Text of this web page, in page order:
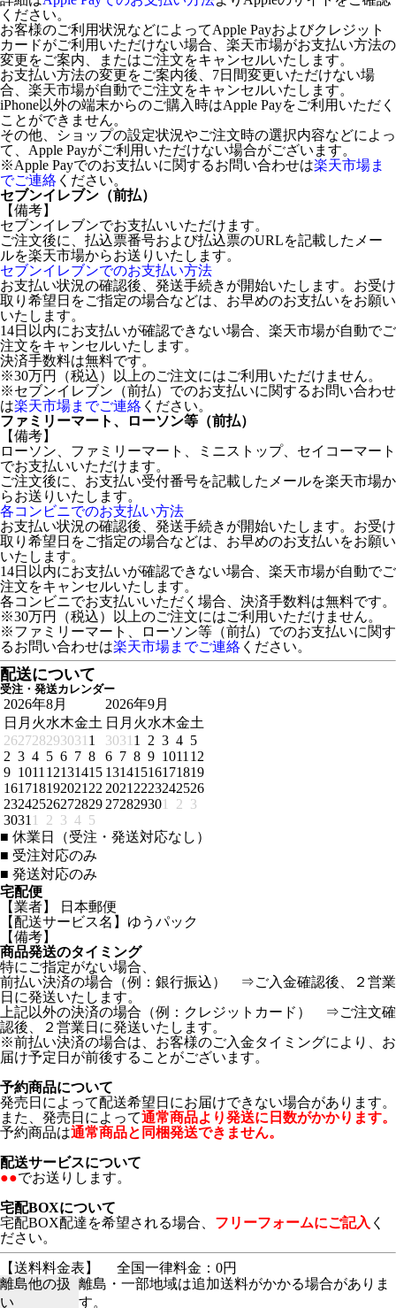
ください。
お客様のご利用状況などによってApple Payおよびクレジット
カードがご利用いただけない場合、楽天市場がお支払い方法の
変更をご案内、またはご注文をキャンセルいたします。
お支払い方法の変更をご案内後、7日間変更いただけない場
合、楽天市場が自動でご注文をキャンセルいたします。
iPhone以外の端末からのご購入時はApple Payをご利用いただく
ことができません。
その他、ショップの設定状況やご注文時の選択内容などによっ
て、Apple Payがご利用いただけない場合がございます。
※Apple Payでのお支払いに関するお問い合わせは楽天市場ま
でご連絡 ください。
セブンイレブン（前払）
【備考】
セブンイレブンでお支払いいただけます。
ご注文後に、払込票番号および払込票のURLを記載したメー
ルを楽天市場からお送りいたします。
セブンイレブンでのお支払い方法
お支払い状況の確認後、発送手続きが開始いたします。お受け
取り希望日をご指定の場合などは、お早めのお支払いをお願い
いたします。
14日以内にお支払いが確認できない場合、楽天市場が自動でご
注文をキャンセルいたします。
決済手数料は無料です。
※30万円（税込）以上のご注文にはご利用いただけません。
※セブンイレブン（前払）でのお支払いに関するお問い合わせ
は楽天市場までご連絡 ください。
ファミリーマート、ローソン等（前払）
【備考】
ローソン、ファミリーマート、ミニストップ、セイコーマート
でお支払いいただけます。
ご注文後に、お支払い受付番号を記載したメールを楽天市場か
らお送りいたします。
各コンビニでのお支払い方法
お支払い状況の確認後、発送手続きが開始いたします。お受け
取り希望日をご指定の場合などは、お早めのお支払いをお願い
いたします。
14日以内にお支払いが確認できない場合、楽天市場が自動でご
注文をキャンセルいたします。
各コンビニでお支払いいただく場合、決済手数料は無料です。
※30万円（税込）以上のご注文にはご利用いただけません。
※ファミリーマート、ローソン等（前払）でのお支払いに関す
るお問い合わせは楽天市場までご連絡 ください。
配送について
受注・発送カレンダー
2026年8月
日 月 火水木金土
262728293031 1
2 3 4 5 6 7 8
9 1011 12131415
161718192021 22
23242526272829
3031 1 2 3 4 5
2026年9月
日 月 火水木金土
3031 1 2 3 4 5
6 7 8 9 1011 12
13141516171819
2021 2223242526
272829301 2 3
■ 休業日（受注・発送対応なし）
■ 受注対応のみ
■ 発送対応のみ
宅配便
【業者】 日本郵便
【配送サービス名】ゆうパック
【備考】
商品発送のタイミング
特にご指定がない場合、
前払い決済の場合（例：銀行振込） ⇒ご入金確認後、２営業
日に発送いたします。
上記以外の決済の場合（例：クレジットカード） ⇒ご注文確
認後、２営業日に発送いたします。
※前払い決済の場合は、お客様のご入金タイミングにより、お
届け予定日が前後することがございます。
予約商品について
発売日によって配送希望日にお届けできない場合があります。
また、発売日によって通常商品より発送に日数がかかります。
予約商品は通常商品と同梱発送できません。
配送サービスについて
●●でお送りします。
宅配BOXについて
宅配BOX配達を希望される場合、 フリーフォームにご記入 く
ださい。
【送料料金表】
全国一律料金：0円
離島他の扱
い
離島・一部地域は追加送料がかかる場合がありま
す。